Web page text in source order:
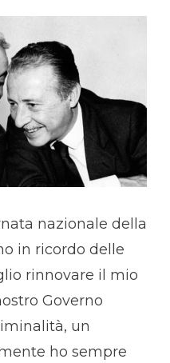
nazionale della
in ricordo delle
rinnovare il mio
Governo
un
ho sempre